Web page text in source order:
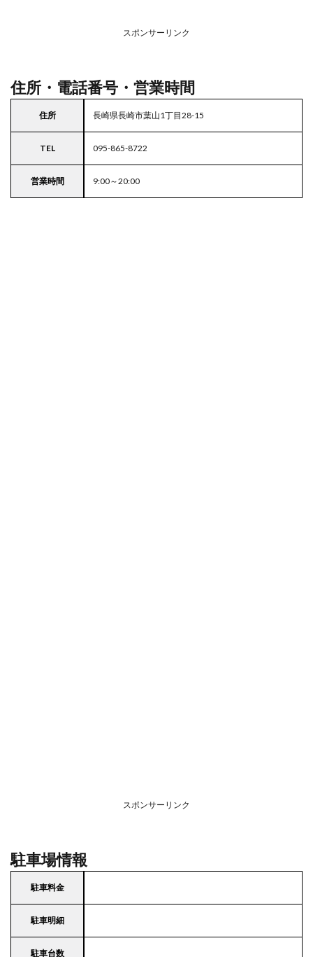
スポンサーリンク
住所・電話番号・営業時間
住所 長崎県長崎市葉山1丁目28-15
TEL 095-865-8722
営業時間 9:00～20:00
スポンサーリンク
駐車場情報
駐車料金
駐車明細
駐車台数